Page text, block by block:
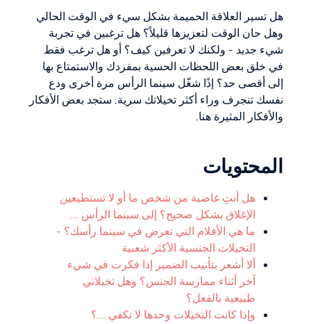
هل تسير العلاقة الحميمة بشكل سيء في الوقت الحالي
وهل حان الوقت لتعزيزها قليلاً؟ هل ترغبين في تجربة
شيء جديد - ولكنك لا تعرفين كيف؟ أو هل ترغب فقط
في خلق بعض اللحظات الحسية بمفردك والاستمتاع بها
إلى أقصى حد؟ إذًا شغّل سينما الرأس مرة أخرى ودع
نفسك تنجرف وراء أكثر تخيلاتك سرية. ستجد بعض الأفكار
والأفكار المثيرة هنا.
المحتويات
هل أنتِ غاضبة من شخص ما أو لا تستطيعين
الإغلاق بشكل صحيح؟ إلى سينما الرأس ...
ما هي الأفلام التي تعرض في سينما رأسك؟ -
التخيلات الجنسية الأكثر شعبية
ألا أشعر بتأنيب الضمير إذا فكرت في شيء
آخر أثناء ممارسة الجنس؟ وهل تخيلاتي
طبيعية بالفعل؟
وإذا كانت التخيلات وحدها لا تكفي ...؟